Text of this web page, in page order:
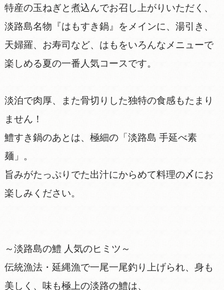
特産の玉ねぎと煮込んでお召し上がりいただく、
淡路島名物『はもすき鍋』をメインに、湯引き、
天婦羅、お寿司など、はもをいろんなメニューで
楽しめる夏の一番人気コースです。
淡泊で肉厚、また骨切りした独特の食感もたまり
ません！
鱧すき鍋のあとは、極細の「淡路島 手延べ素
麺」。
旨みがたっぷりでた出汁にからめて料理の〆にお
楽しみください。
～淡路島の鱧 人気のヒミツ～
伝統漁法・延縄漁で一尾一尾釣り上げられ、身も
美しく、味も極上の淡路の鱧は、